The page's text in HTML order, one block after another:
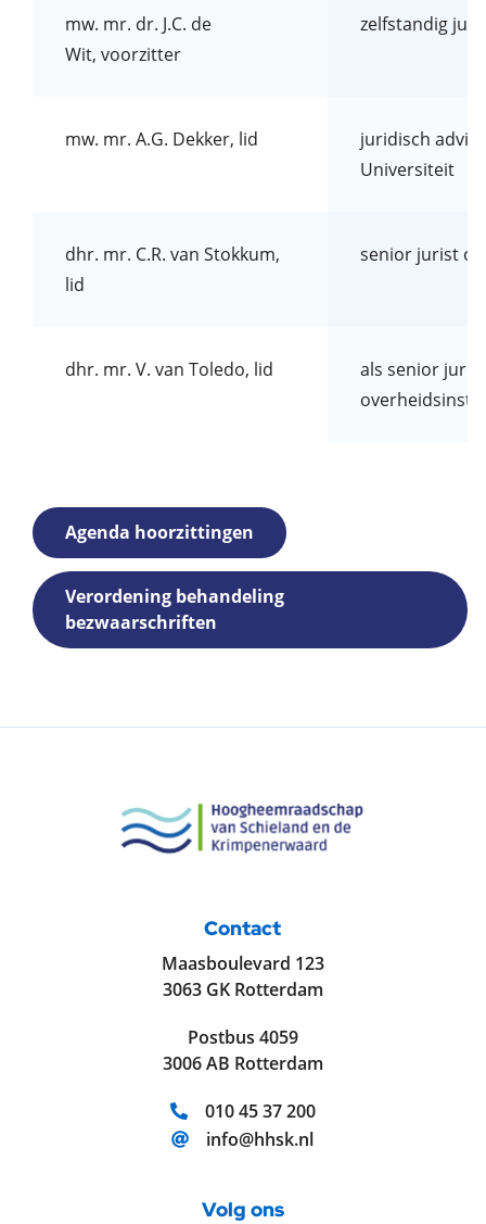
mw. mr. dr. J.C. de
Wit, voorzitter
zelfstandig
mw. mr. A.G. Dekker, lid
juridisch
Universiteit
dhr. mr. C.R. van Stokkum,
lid
senior jurist
dhr. mr. V. van Toledo, lid
als senior
Agenda hoorzittingen
Verordening behandeling
bezwaarschriften
Contact
Maasboulevard 123
3063 GK Rotterdam
Postbus 4059
3006 AB Rotterdam
Telefoonnummer:
010 45 37 200
E-mailadres:
info@hhsk.nl
Volg ons